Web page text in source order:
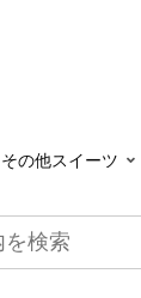
その他スイーツ